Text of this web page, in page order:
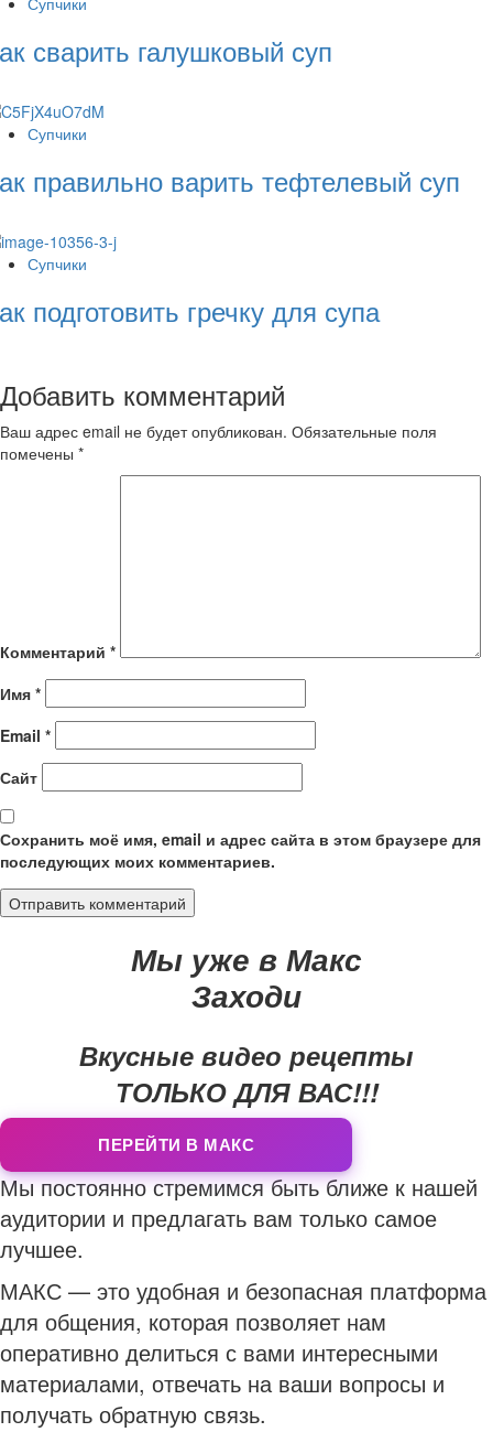
сварить галушковый суп
Супчики
правильно варить тефтелевый суп
Супчики
подготовить гречку для супа
Добавить комментарий
Ваш адрес email не будет опубликован. Обязательные поля
помечены *
Комментарий *
Имя *
Email *
Сайт
Сохранить моё имя, email и адрес сайта в этом браузере для
последующих моих комментариев.
Мы уже в Макс
Заходи
Вкусные видео рецепты
ТОЛЬКО ДЛЯ ВАС!!!
ПЕРЕЙТИ В МАКС
Мы постоянно стремимся быть ближе к нашей
аудитории и предлагать вам только самое
лучшее.
МАКС — это удобная и безопасная платформа
для общения, которая позволяет нам
оперативно делиться с вами интересными
материалами, отвечать на ваши вопросы и
получать обратную связь.